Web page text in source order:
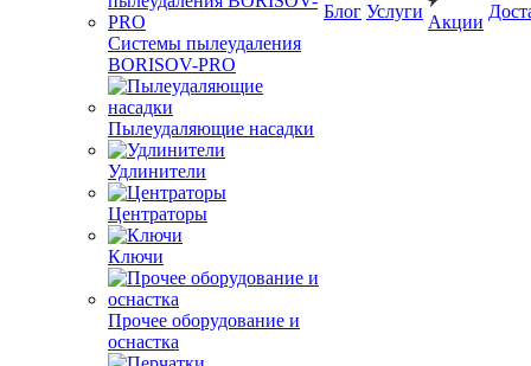
Системы пылеудаления
BORISOV-PRO
Пылеудаляющие насадки
Удлинители
Центраторы
Ключи
Прочее оборудование и
оснастка
Блог Услуги
Акции